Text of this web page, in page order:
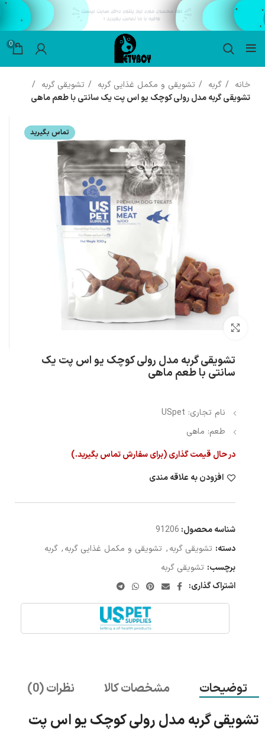
0
خانه گربه تشویقی و مکمل غذایی گربه
تشویقی گربه
تشویقی گربه مدل رولی کوچک یو اس پت یک سانتی با طعم ماهی
تماس بگیرید
بزرگنمایی تصویر
تشویقی گربه مدل رولی کوچک یو اس پت یک
سانتی با طعم ماهی
نام تجاری: USpet
طعم: ماهی
در حال قیمت گذاری (برای سفارش تماس بگیرید.)
افزودن به علاقه مندی
شناسه محصول: 91206
دسته: تشویقی گربه, تشویقی و مکمل غذایی گربه, گربه
برچسب: تشویقی گربه
اشتراک گذاری:
توضیحات مشخصات کالا نظرات (0)
تشویقی گربه مدل رولی کوچک یو اس پت